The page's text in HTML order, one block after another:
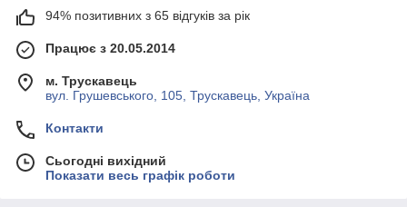
94% позитивних з 65 відгуків за рік
Працює з 20.05.2014
м. Трускавець
вул. Грушевського, 105, Трускавець, Україна
Контакти
Сьогодні вихідний
Показати весь графік роботи